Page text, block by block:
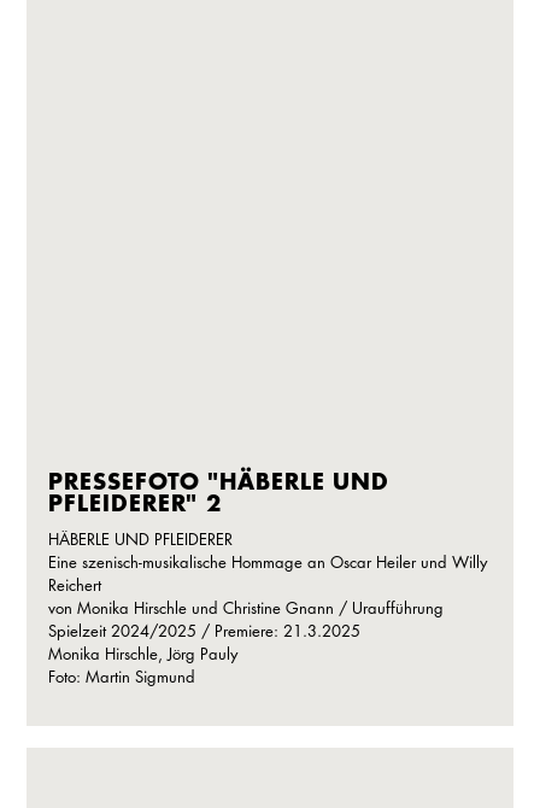
PRESSEFOTO "HÄBERLE UND
PFLEIDERER" 2
HÄBERLE UND PFLEIDERER
Eine szenisch-musikalische Hommage an Oscar Heiler und Willy
Reichert
von Monika Hirschle und Christine Gnann / Uraufführung
Spielzeit 2024/2025 / Premiere: 21.3.2025
Monika Hirschle, Jörg Pauly
Foto: Martin Sigmund